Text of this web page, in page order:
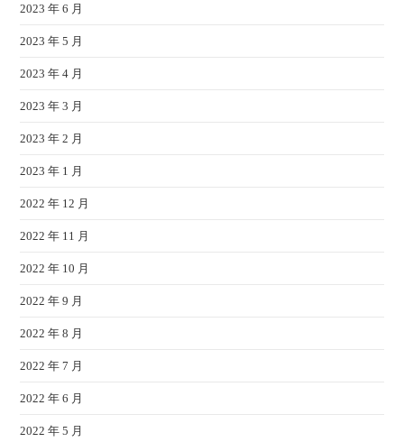
2023 年 6 月
2023 年 5 月
2023 年 4 月
2023 年 3 月
2023 年 2 月
2023 年 1 月
2022 年 12 月
2022 年 11 月
2022 年 10 月
2022 年 9 月
2022 年 8 月
2022 年 7 月
2022 年 6 月
2022 年 5 月